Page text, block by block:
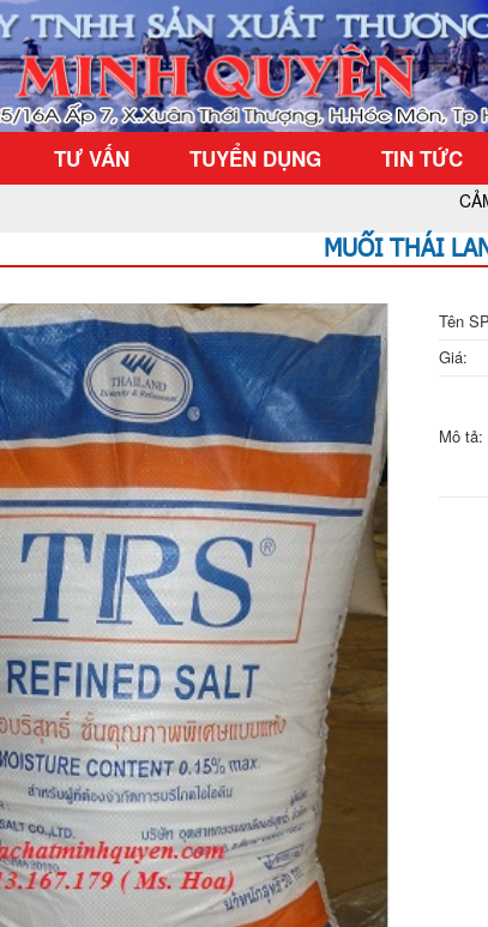
TƯ VẤN TUYỂN DỤNG TIN TỨC
CẢM
MUỐI THÁI
Tên
Giá:
Mô tả: